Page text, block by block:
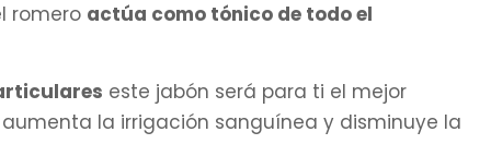
romero actúa como tónico de todo el
este jabón será para ti el mejor
la irrigación sanguínea y disminuye la